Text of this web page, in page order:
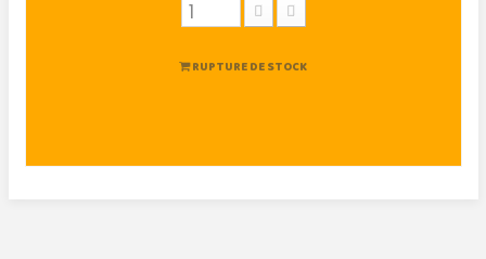
RUPTURE DE STOCK